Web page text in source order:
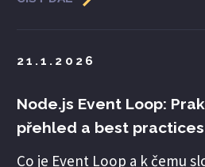
21.1.2026
Node.js Event Loop:
přehled a best practices
Co je Event Loop a k čemu